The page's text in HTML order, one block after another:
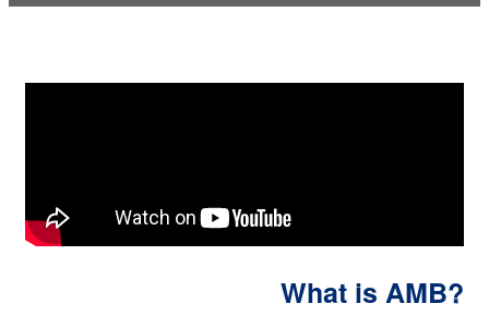
What is AMB?